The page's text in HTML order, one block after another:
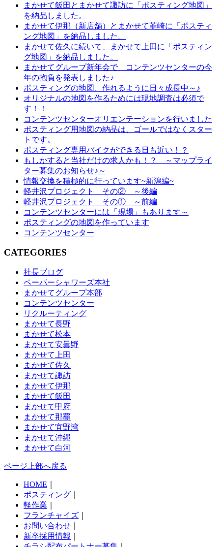
まかせて飯田とまかせて諏訪に「ポスティング地図」
を納品しました。
まかせて伊那（新店舗）とまかせて韮崎に「ポスティ
ング地図」を納品しました。
まかせて佐久に続いて、まかせて上田に「ポスティン
グ地図」を納品しました。
まかせてグループ新年会で コンテンツセンターの今
年の抱負を発表しました♪
ポスティングの地図、作れるように日々成長中～♪
オリジナルの地図を作るためには現地調査は必須で
す！！
コンテンツセンターオリエンテーションを行いました
ポスティング用地図の納品は、ゴールではなくスター
トです。
ポスティング専用バイクができる日も近い！？
もしかすると当社だけの求人かも！？ ～マップライ
ター募集のお知らせ♪～
情報交換を積極的に行っています~新潟編~
軽井沢プロジェクト その② ～後編
軽井沢プロジェクト その① ～前編
コンテンツセンターには「現場」もあります～
ポスティングの地図を作っています
コンテンツセンター
CATEGORIES
社長ブログ
ペーパーシャワーズ本社
まかせてグループ本部
コンテンツセンター
リクルーティング
まかせて長野
まかせて松本
まかせて安曇野
まかせて上田
まかせて佐久
まかせて諏訪
まかせて伊那
まかせて飯田
まかせて甲府
まかせて那覇
まかせて宜野湾
まかせて沖縄
まかせて白河
ページ上部へ戻る
HOME
ポスティング
軽作業
フランチャイズ
お問い合わせ
新卒採用情報